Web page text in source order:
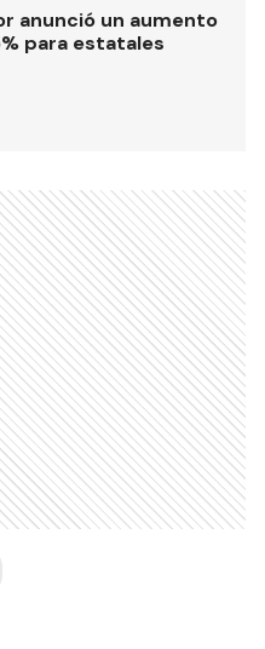
anunció un aumento
para estatales